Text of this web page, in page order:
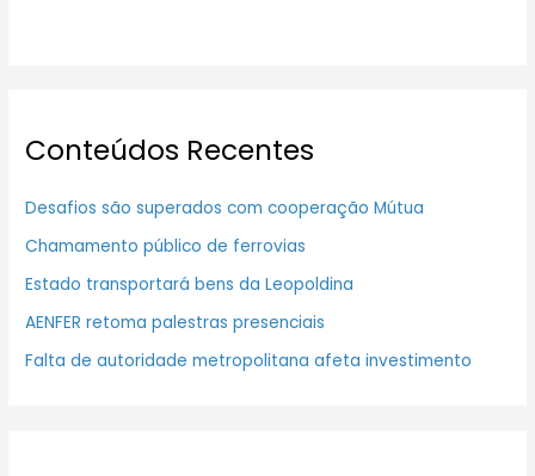
Conteúdos Recentes
Desafios são superados com cooperação Mútua
Chamamento público de ferrovias
Estado transportará bens da Leopoldina
AENFER retoma palestras presenciais
Falta de autoridade metropolitana afeta investimento